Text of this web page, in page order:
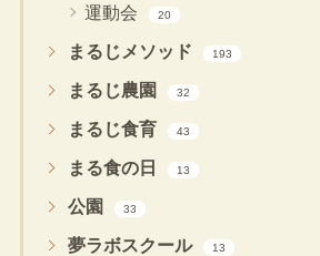
運動会 20
まるじメソッド 193
まるじ農園 32
まるじ食育 43
まる食の日 13
公園 33
夢ラボスクール 13